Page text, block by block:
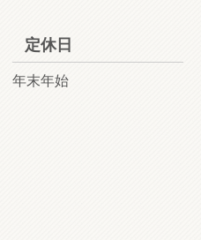
定休日
年末年始